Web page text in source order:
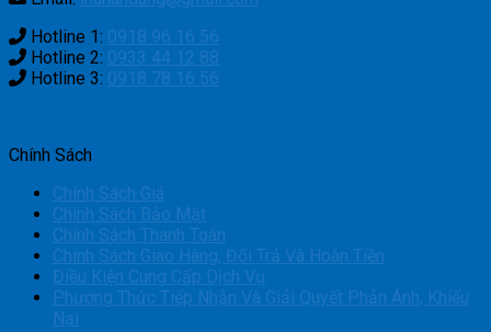
Hotline 1: 0918 96 16 56
Hotline 2: 0933 44 12 88
Hotline 3: 0918 78 16 56
Chính Sách
Chính Sách Giá
Chính Sách Bảo Mật
Chính Sách Thanh Toán
Chính Sách Giao Hàng, Đổi Trả Và Hoàn Tiền
Điều Kiện Cung Cấp Dịch Vụ
Phương Thức Tiếp Nhận Và Giải Quyết Phản Ánh, Khiếu
Nại